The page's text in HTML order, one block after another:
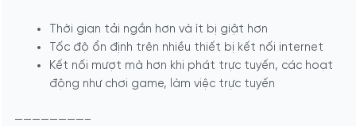
Thời gian tải ngắn hơn và ít bị giật hơn
Tốc độ ổn định trên nhiều thiết bị kết nối internet
Kết nối mượt mà hơn khi phát trực tuyến, các hoạt
động như chơi game, làm việc trực tuyến
————————–